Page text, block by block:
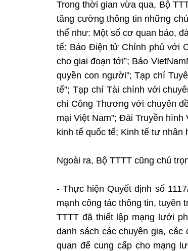
Trong thời gian vừa qua, Bộ
tăng cường thông tin những
thể như: Một số cơ quan báo,
tế: Báo Điện tử Chính phủ với
cho giai đoạn tới”; Báo
quyền con người”; Tạp chí
tế”; Tạp chí Tài chính với
chí Công Thương với chuyên
mại Việt Nam”; Đài Truyền
kinh tế quốc tế; Kinh tế tư
Ngoài ra, Bộ TTTT cũng chú
- Thực hiện Quyết định số
mạnh công tác thông tin, tuyên
TTTT đã thiết lập mạng lưới
danh sách các chuyên gia,
quan để cung cấp cho mạng